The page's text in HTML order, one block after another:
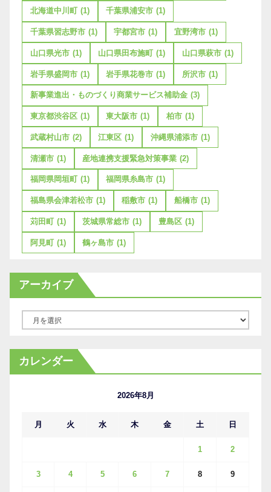
北海道中川町 (1) 千葉県浦安市 (1)
千葉県習志野市 (1) 宇都宮市 (1) 宜野湾市 (1)
山口県光市 (1) 山口県田布施町 (1) 山口県萩市 (1)
岩手県盛岡市 (1) 岩手県花巻市 (1) 所沢市 (1)
新事業進出・ものづくり商業サービス補助金 (3)
東京都渋谷区 (1) 東大阪市 (1) 柏市 (1)
武蔵村山市 (2) 江東区 (1) 沖縄県浦添市 (1)
清瀬市 (1) 産地連携支援緊急対策事業 (2)
福岡県岡垣町 (1) 福岡県糸島市 (1)
福島県会津若松市 (1) 稲敷市 (1) 船橋市 (1)
苅田町 (1) 茨城県常総市 (1) 豊島区 (1)
阿見町 (1) 鶴ヶ島市 (1)
アーカイブ
カ
イ
カレンダー
2026年8月
月 火 水 木 金 土 日
1 2
3 4 5 6 7 8 9